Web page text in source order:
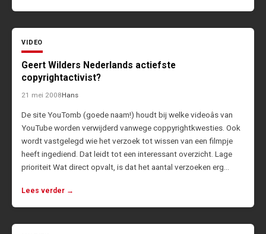
VIDEO
Geert Wilders Nederlands actiefste
copyrightactivist?
21 mei 2008Hans
De site YouTomb (goede naam!) houdt bij welke videoâs van
YouTube worden verwijderd vanwege coppyrightkwesties. Ook
wordt vastgelegd wie het verzoek tot wissen van een filmpje
heeft ingediend. Dat leidt tot een interessant overzicht. Lage
prioriteit Wat direct opvalt, is dat het aantal verzoeken erg…
Lees verder →